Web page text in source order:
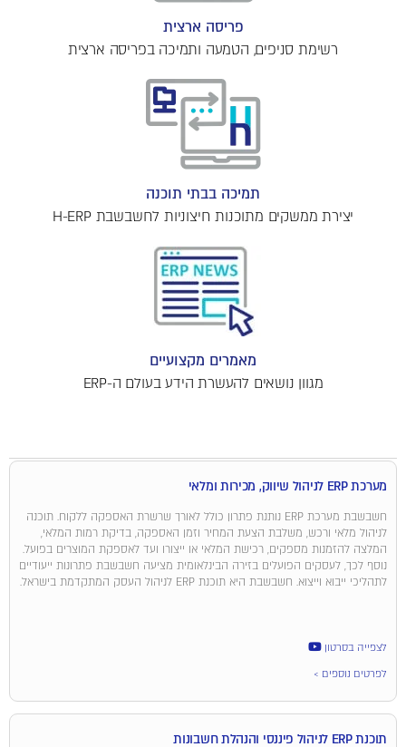
פריסה ארצית
רשימת סניפים, הטמעה ותמיכה בפריסה ארצית
תמיכה בבתי תוכנה
יצירת ממשקים מתוכנות חיצוניות לחשבשבת H-ERP
מאמרים מקצועיים
מגוון נושאים להעשרת הידע בעולם ה-ERP
מערכת ERP לניהול שיווק, מכירות ומלאי
חשבשבת מערכת ERP נותנת פתרון כולל לאורך שרשרת האספקה ללקוח. תוכנה
לניהול מלאי ורכש, משלבת הצעת המחיר וזמן האספקה, בדיקת רמות המלאי,
המלצה להזמנות מספקים, רכישת המלאי או ייצורו ועד לאספקת המוצרים בפועל.
נוסף לכך, לעסקים הפועלים בזירה הבינלאומית מציעה חשבשבת פתרונות ייעודיים
לתהליכי ייבוא וייצוא. חשבשבת היא תוכנת ERP לניהול העסק המתקדמת בישראל.
לצפייה בסרטון
לפרטים נוספים >
תוכנת ERP לניהול פיננסי והנהלת חשבונות